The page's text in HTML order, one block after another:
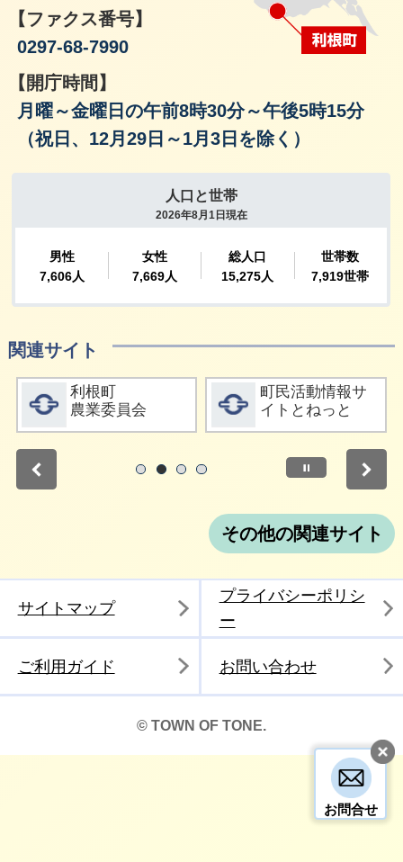
お問合せ
【ファクス番号】
0297-68-7990
【開庁時間】
月曜～金曜日の午前8時30分～午後5時15分
（祝日、12月29日～1月3日を除く）
関連サイト
詳細をみる
利根町
農業委員会
詳細をみる
町民活動情報サ
イトとねっと
停止
その他の関連サイト
サイトマップ
プライバシーポリシ
ー
ご利用ガイド お問い合わせ
© TOWN OF TONE.